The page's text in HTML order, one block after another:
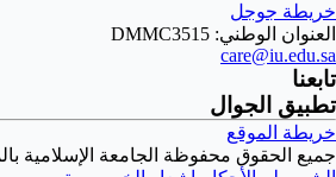
خريطة جوجل
العنوان الوطني: DMMC3515
care@iu.edu.sa
تابعنا
تطبيق الجوال
خريطة الموقع
جميع الحقوق محفوظة الجامعة الإسلامية